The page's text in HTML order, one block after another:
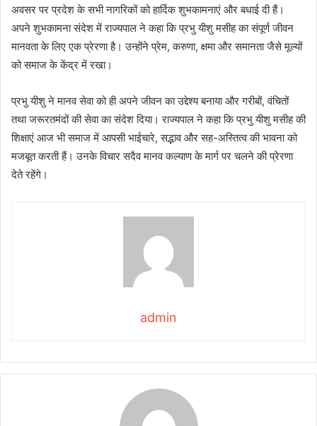
अवसर पर प्रदेश के सभी नागरिकों को हार्दिक शुभकामनाएं और बधाई दी हैं।
अपने शुभकामना संदेश में राज्यपाल ने कहा कि प्रभु यीशु मसीह का संपूर्ण जीवन
मानवता के लिए एक प्रेरणा है। उन्होंने प्रेम, करुणा, क्षमा और समानता जैसे मूल्यों
को समाज के केंद्र में रखा।
प्रभु यीशु ने मानव सेवा को ही अपने जीवन का उद्देश्य बनाया और गरीबों, वंचितों
तथा जरूरतमंदों की सेवा का संदेश दिया। राज्यपाल ने कहा कि प्रभु यीशु मसीह की
शिक्षाएं आज भी समाज में आपसी भाईचारे, सद्भाव और सह-अस्तित्व की भावना को
मजबूत करती हैं। उनके विचार सदैव मानव कल्याण के मार्ग पर चलने की प्रेरणा
देते रहेंगे।
admin